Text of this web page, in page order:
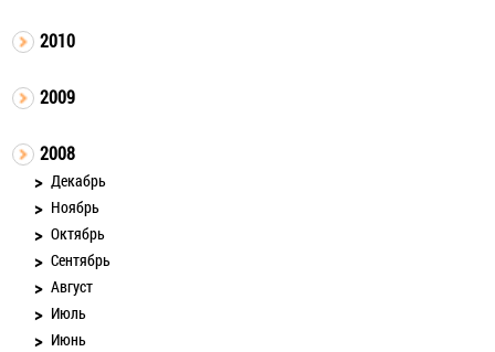
2010
2009
2008
Декабрь
Ноябрь
Октябрь
Сентябрь
Август
Июль
Июнь